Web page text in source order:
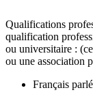
Qualifications
qualification
ou universitaire :
ou une association
Français